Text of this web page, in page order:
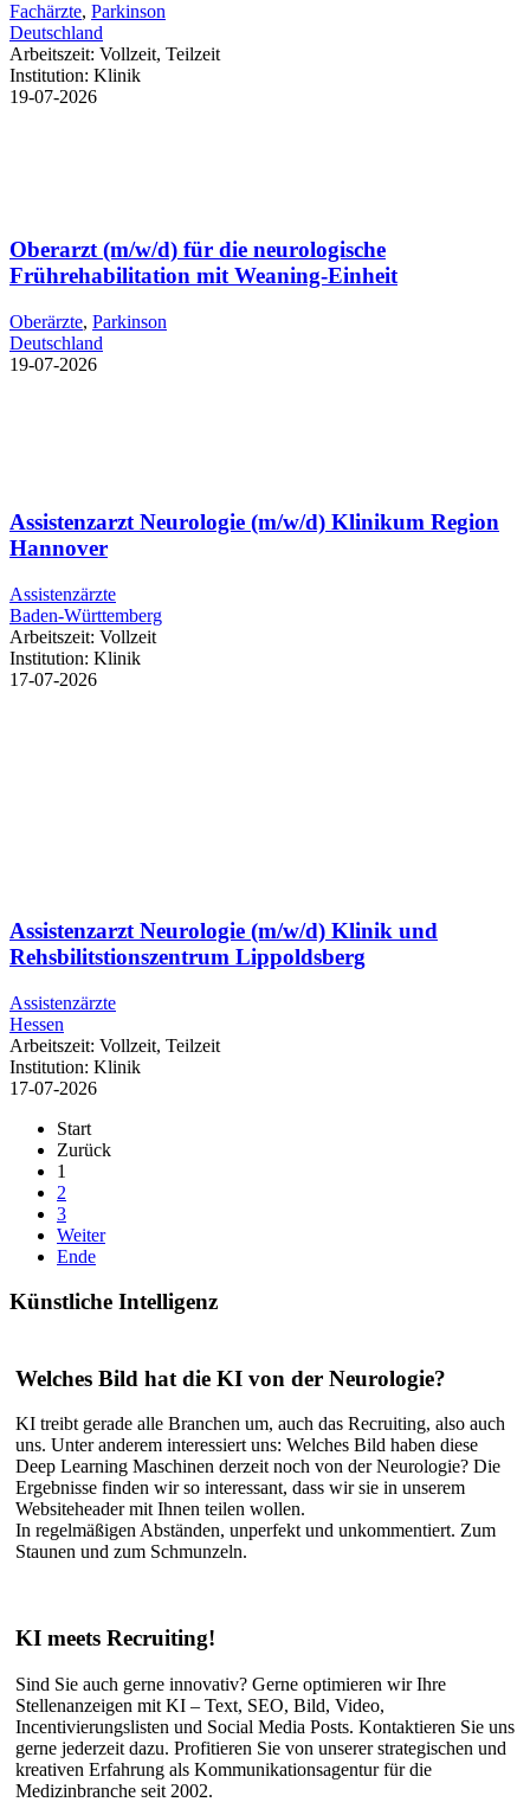
Fachärzte, Parkinson
Deutschland
Arbeitszeit: Vollzeit, Teilzeit
Institution: Klinik
19-07-2026
Oberarzt (m/w/d) für die neurologische
Frührehabilitation mit Weaning-Einheit
Oberärzte, Parkinson
Deutschland
19-07-2026
Assistenzarzt Neurologie (m/w/d) Klinikum Region
Hannover
Assistenzärzte
Baden-Württemberg
Arbeitszeit: Vollzeit
Institution: Klinik
17-07-2026
Assistenzarzt Neurologie (m/w/d) Klinik und
Rehsbilitstionszentrum Lippoldsberg
Assistenzärzte
Hessen
Arbeitszeit: Vollzeit, Teilzeit
Institution: Klinik
17-07-2026
Start
Zurück
1
2
3
Weiter
Ende
Künstliche Intelligenz
Welches Bild hat die KI von der Neurologie?
KI treibt gerade alle Branchen um, auch das Recruiting, also auch
uns. Unter anderem interessiert uns: Welches Bild haben diese
Deep Learning Maschinen derzeit noch von der Neurologie? Die
Ergebnisse finden wir so interessant, dass wir sie in unserem
Websiteheader mit Ihnen teilen wollen.
In regelmäßigen Abständen, unperfekt und unkommentiert. Zum
Staunen und zum Schmunzeln.
KI meets Recruiting!
Sind Sie auch gerne innovativ? Gerne optimieren wir Ihre
Stellenanzeigen mit KI – Text, SEO, Bild, Video,
Incentivierungslisten und Social Media Posts. Kontaktieren Sie uns
gerne jederzeit dazu. Profitieren Sie von unserer strategischen und
kreativen Erfahrung als Kommunikationsagentur für die
Medizinbranche seit 2002.